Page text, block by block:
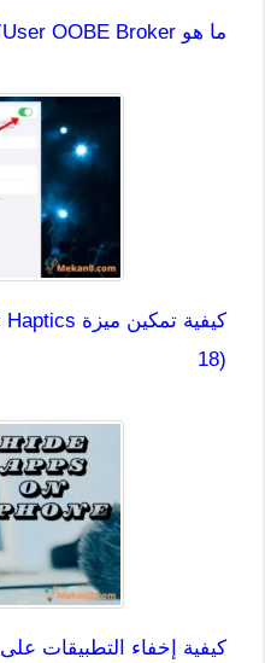
ما هو User OOBE Broker؟ كيفية تعطيله
18)
كيفية إخفاء التطبيقات على iPhone (دليل شامل)